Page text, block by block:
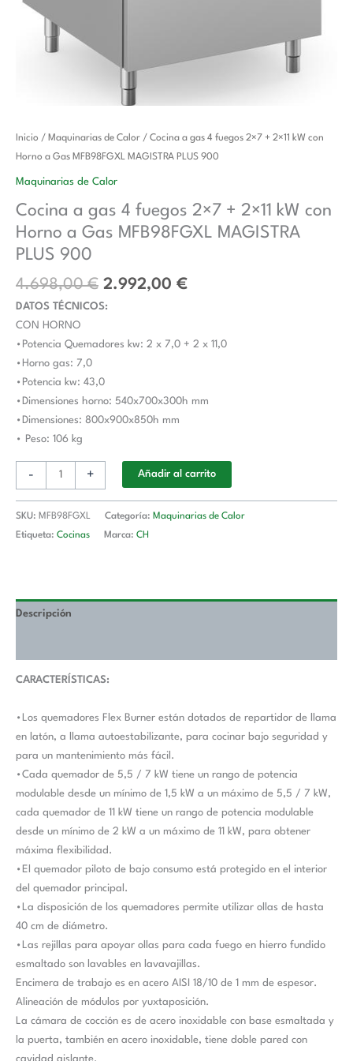
Inicio / Maquinarias de Calor / Cocina a gas 4 fuegos 2×7 + 2×11 kW con
Horno a Gas MFB98FGXL MAGISTRA PLUS 900
Maquinarias de Calor
Cocina a gas 4 fuegos 2×7 + 2×11 kW con
Horno a Gas MFB98FGXL MAGISTRA
PLUS 900
4.698,00€
El
precio
original
4.698,00 €.
2.992,00 €
El
precio
2.992,00 €.
DATOS TÉCNICOS:
CON HORNO
•Potencia Quemadores kw: 2 x 7,0 + 2 x 11,0
•Horno gas: 7,0
•Potencia kw: 43,0
•Dimensiones horno: 540x700x300h mm
•Dimensiones: 800x900x850h mm
• Peso: 106 kg
-
Cocina
a
gas
fuegos
2x7
+
kW
con
Horno
a
Gas
MFB98FGXL
MAGISTRA
PLUS
900
cantidad
+ Añadir al carrito
SKU: MFB98FGXL Categoría: Maquinarias de Calor
Etiqueta: Cocinas Marca: CH
Descripción
CARACTERÍSTICAS:
•Los quemadores Flex Burner están dotados de repartidor de llama
en latón, a llama autoestabilizante, para cocinar bajo seguridad y
para un mantenimiento más fácil.
•Cada quemador de 5,5 / 7 kW tiene un rango de potencia
modulable desde un mínimo de 1,5 kW a un máximo de 5,5 / 7 kW,
cada quemador de 11 kW tiene un rango de potencia modulable
desde un mínimo de 2 kW a un máximo de 11 kW, para obtener
máxima flexibilidad.
•El quemador piloto de bajo consumo está protegido en el interior
del quemador principal.
•La disposición de los quemadores permite utilizar ollas de hasta
40 cm de diámetro.
•Las rejillas para apoyar ollas para cada fuego en hierro fundido
esmaltado son lavables en lavavajillas.
Encimera de trabajo es en acero AISI 18/10 de 1 mm de espesor.
Alineación de módulos por yuxtaposición.
La cámara de cocción es de acero inoxidable con base esmaltada y
la puerta, también en acero inoxidable, tiene doble pared con
cavidad aislante.